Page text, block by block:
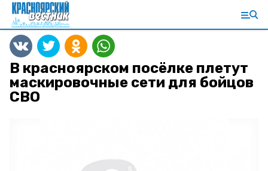
В красноярском посёлке плетут
маскировочные сети для бойцов
СВО